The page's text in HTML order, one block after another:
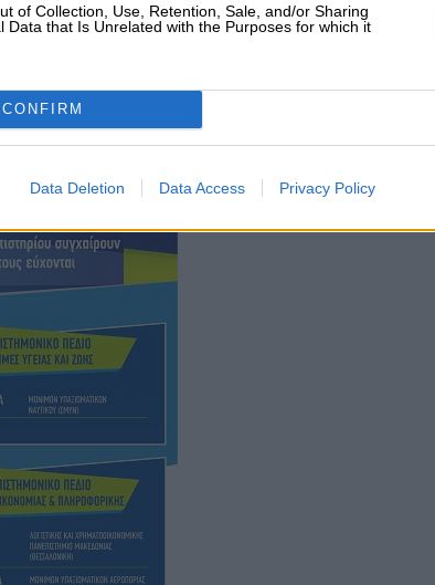
of Collection, Use, Retention, Sale, and/or Sharing
Data that Is Unrelated with the Purposes for which it
CONFIRM
Data Deletion Data Access Privacy Policy
14, Φάρσαλα), για ΜΙΑ παράσταση, ώρα 18:00